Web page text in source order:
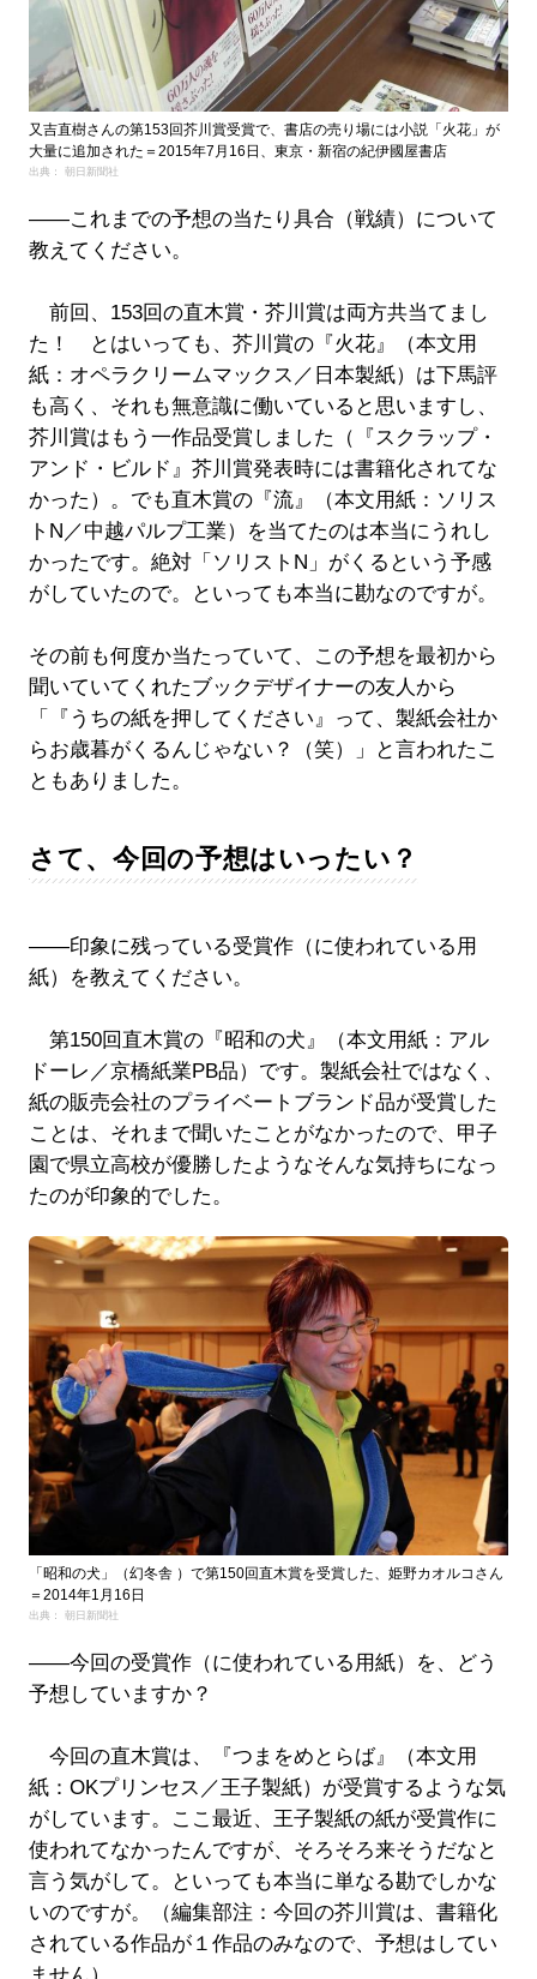
又吉直樹さんの第153回芥川賞受賞で、書店の売り場には小説「火花」が
大量に追加された＝2015年7月16日、東京・新宿の紀伊國屋書店
出典： 朝日新聞社
――これまでの予想の当たり具合（戦績）について
教えてください。
前回、153回の直木賞・芥川賞は両方共当てまし
た！ とはいっても、芥川賞の『火花』（本文用
紙：オペラクリームマックス／日本製紙）は下馬評
も高く、それも無意識に働いていると思いますし、
芥川賞はもう一作品受賞しました（『スクラップ・
アンド・ビルド』芥川賞発表時には書籍化されてな
かった）。でも直木賞の『流』（本文用紙：ソリス
トN／中越パルプ工業）を当てたのは本当にうれし
かったです。絶対「ソリストN」がくるという予感
がしていたので。といっても本当に勘なのですが。
その前も何度か当たっていて、この予想を最初から
聞いていてくれたブックデザイナーの友人から
「『うちの紙を押してください』って、製紙会社か
らお歳暮がくるんじゃない？（笑）」と言われたこ
ともありました。
さて、今回の予想はいったい？
――印象に残っている受賞作（に使われている用
紙）を教えてください。
第150回直木賞の『昭和の犬』（本文用紙：アル
ドーレ／京橋紙業PB品）です。製紙会社ではなく、
紙の販売会社のプライベートブランド品が受賞した
ことは、それまで聞いたことがなかったので、甲子
園で県立高校が優勝したようなそんな気持ちになっ
たのが印象的でした。
「昭和の犬」（幻冬舎 ）で第150回直木賞を受賞した、姫野カオルコさん
＝2014年1月16日
出典： 朝日新聞社
――今回の受賞作（に使われている用紙）を、どう
予想していますか？
今回の直木賞は、『つまをめとらば』（本文用
紙：OKプリンセス／王子製紙）が受賞するような気
がしています。ここ最近、王子製紙の紙が受賞作に
使われてなかったんですが、そろそろ来そうだなと
言う気がして。といっても本当に単なる勘でしかな
いのですが。（編集部注：今回の芥川賞は、書籍化
されている作品が１作品のみなので、予想はしてい